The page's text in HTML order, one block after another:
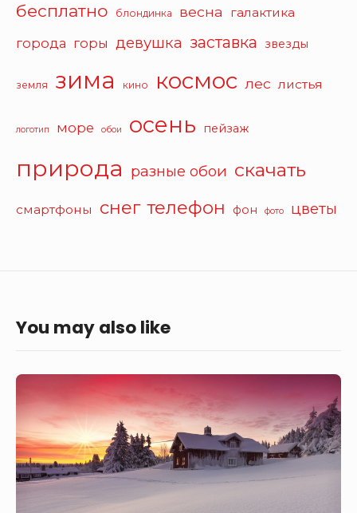
бесплатно блондинка весна галактика
города горы девушка заставка звезды
земля зима кино космос лес листья
логотип море обои осень пейзаж
природа разные обои скачать
смартфоны снег телефон фон фото цветы
You may also like
Красивый
пейзаж
зимы